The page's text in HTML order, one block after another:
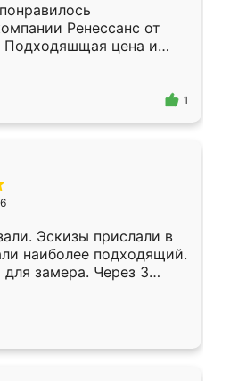
Ренессанс от
Подходяшщая цена и
Приехавший
Владислав
эскизу самый
1
Эскизы прислали в
наиболее подходящий.
для замера. Через 3
уже готова. Остались
Спасибо Ренессанс
работу!